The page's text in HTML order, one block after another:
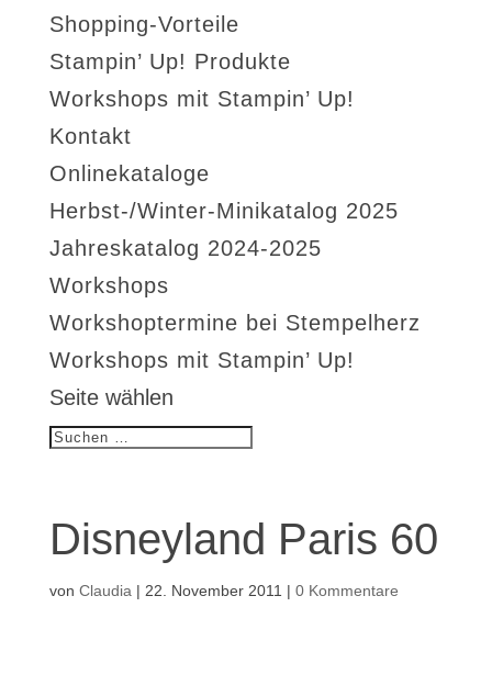
Shopping-Vorteile
Stampin’ Up! Produkte
Workshops mit Stampin’ Up!
Kontakt
Onlinekataloge
Herbst-/Winter-Minikatalog 2025
Jahreskatalog 2024-2025
Workshops
Workshoptermine bei Stempelherz
Workshops mit Stampin’ Up!
Seite wählen
Disneyland Paris 60
von Claudia | 22. November 2011 | 0 Kommentare